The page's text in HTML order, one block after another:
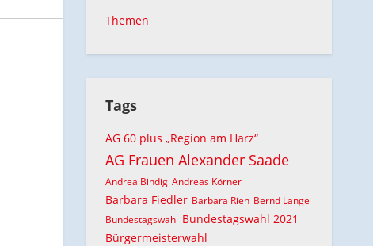
Themen
Tags
AG 60 plus „Region am Harz“
AG Frauen Alexander Saade
Andrea Bindig Andreas Körner
Barbara Fiedler Barbara Rien Bernd Lange
Bundestagswahl Bundestagswahl 2021
Bürgermeisterwahl